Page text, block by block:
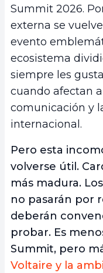
Summit 2026.
externa se
evento
ecosistema
siempre les
cuando afectan
comunicación y
internacional.
Pero esta
volverse útil.
más madura.
no pasarán por
deberán
probar. Es
Summit, pero
Voltaire y la